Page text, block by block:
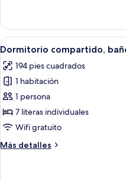
-
Queen
Beds)
compartido,
baño
compartido
Person
Queen
Beds)
Abrir
todas
las
fotos
de
Dormitorio
compartido,
compartido
7
Dormitorio compartido,
194 pies cuadrados
1 habitación
1 persona
7 literas individuales
Wifi gratuito
Más detalles
Más